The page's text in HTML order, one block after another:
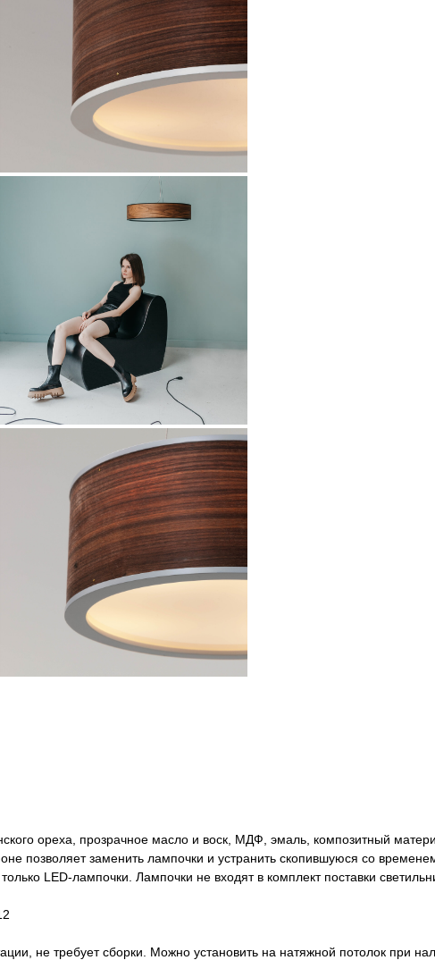
ореха, прозрачное масло и воск, МДФ, эмаль, композитный
позволяет заменить лампочки и устранить скопившуюся со
LED-лампочки. Лампочки не входят в комплект поставки
не требует сборки. Можно установить на натяжной потолок при